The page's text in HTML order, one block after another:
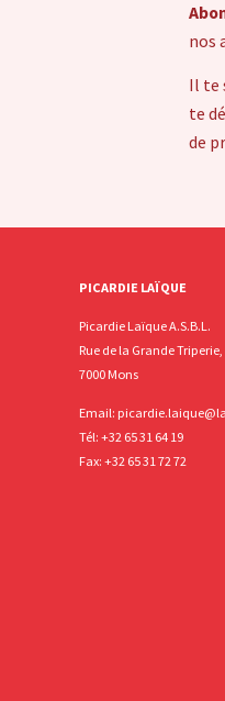
nos
Il te
te
de
PICARDIE LAÏQUE
Picardie Laïque A.S.B.L.
Rue de la Grande Triperie,
7000 Mons
Email:
Tél: +32 65 31 64 19
Fax: +32 65 31 72 72